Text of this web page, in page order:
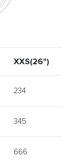
XXS(26")
234
345
666